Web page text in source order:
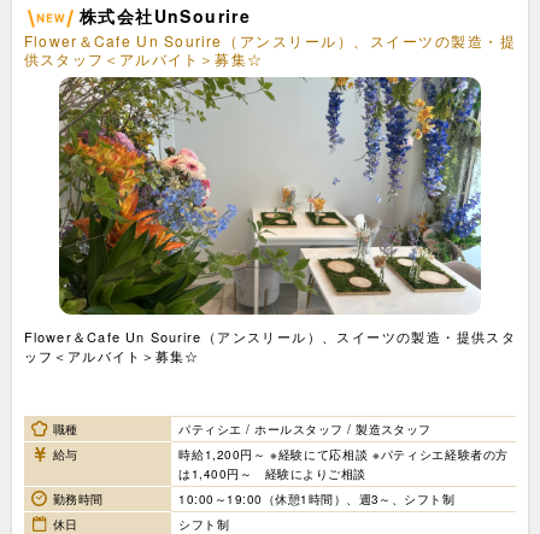
株式会社UnSourire
Flower＆Cafe Un Sourire（アンスリール）、スイーツの製造・提
供スタッフ＜アルバイト＞募集☆
Flower＆Cafe Un Sourire（アンスリール）、スイーツの製造・提供スタ
ッフ＜アルバイト＞募集☆
職種
パティシエ / ホールスタッフ / 製造スタッフ
給与
時給1,200円～ ※経験にて応相談 ※パティシエ経験者の方
は1,400円～ 経験によりご相談
勤務時間
10:00～19:00（休憩1時間）、週3～、シフト制
休日
シフト制